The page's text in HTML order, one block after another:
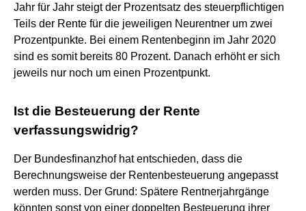
Jahr für Jahr steigt der Prozentsatz des steuerpflichtigen
Teils der Rente für die jeweiligen Neurentner um zwei
Prozentpunkte. Bei einem Rentenbeginn im Jahr 2020
sind es somit bereits 80 Prozent. Danach erhöht er sich
jeweils nur noch um einen Prozentpunkt.
Ist die Besteuerung der Rente
verfassungswidrig?
Der Bundesfinanzhof hat entschieden, dass die
Berechnungsweise der Rentenbesteuerung angepasst
werden muss. Der Grund: Spätere Rentnerjahrgänge
könnten sonst von einer doppelten Besteuerung ihrer